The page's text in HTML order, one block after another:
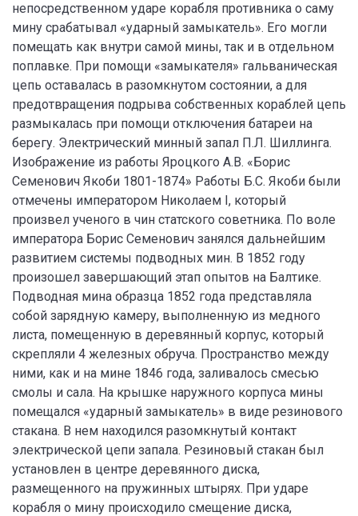
непосредственном ударе корабля противника о саму
мину срабатывал «ударный замыкатель». Его могли
помещать как внутри самой мины, так и в отдельном
поплавке. При помощи «замыкателя» гальваническая
цепь оставалась в разомкнутом состоянии, а для
предотвращения подрыва собственных кораблей цепь
размыкалась при помощи отключения батареи на
берегу. Электрический минный запал П.Л. Шиллинга.
Изображение из работы Яроцкого А.В. «Борис
Семенович Якоби 1801-1874» Работы Б.С. Якоби были
отмечены императором Николаем I, который
произвел ученого в чин статского советника. По воле
императора Борис Семенович занялся дальнейшим
развитием системы подводных мин. В 1852 году
произошел завершающий этап опытов на Балтике.
Подводная мина образца 1852 года представляла
собой зарядную камеру, выполненную из медного
листа, помещенную в деревянный корпус, который
скрепляли 4 железных обруча. Пространство между
ними, как и на мине 1846 года, заливалось смесью
смолы и сала. На крышке наружного корпуса мины
помещался «ударный замыкатель» в виде резинового
стакана. В нем находился разомкнутый контакт
электрической цепи запала. Резиновый стакан был
установлен в центре деревянного диска,
размещенного на пружинных штырях. При ударе
корабля о мину происходило смещение диска,